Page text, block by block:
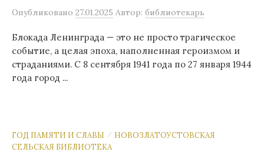
Опубликовано 27.01.2025 Автор: библиотекарь
Блокада Ленинграда — это не просто трагическое
событие, а целая эпоха, наполненная героизмом и
страданиями. С 8 сентября 1941 года по 27 января 1944
года город ...
ГОД ПАМЯТИ И СЛАВЫ / НОВОЗЛАТОУСТОВСКАЯ
СЕЛЬСКАЯ БИБЛИОТЕКА